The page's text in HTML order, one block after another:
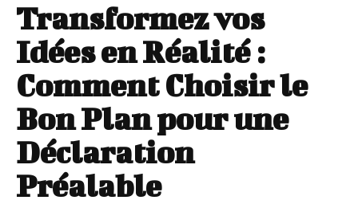
Transformez vos
Idées en Réalité :
Comment Choisir le
Bon Plan pour une
Déclaration
Préalable